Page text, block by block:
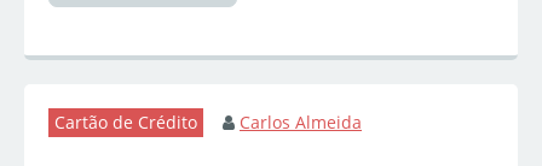
Cartão de Crédito Carlos Almeida